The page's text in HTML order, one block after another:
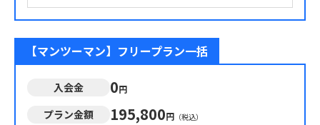
【マンツーマン】フリープラン一括
入会金 0円
プラン金額 195,800円 （税込）